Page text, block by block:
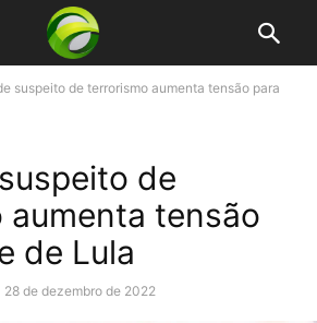
suspeito de terrorismo aumenta tensão para
de
aumenta tensão
de Lula
28 de dezembro de 2022